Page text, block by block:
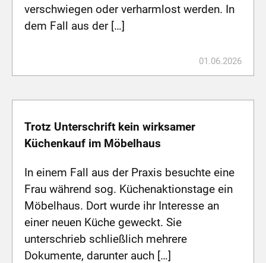
verschwiegen oder verharmlost werden. In
dem Fall aus der […]
01.06.2026
Trotz Unterschrift kein wirksamer
Küchenkauf im Möbelhaus
In einem Fall aus der Praxis besuchte eine
Frau während sog. Küchenaktionstage ein
Möbelhaus. Dort wurde ihr Interesse an
einer neuen Küche geweckt. Sie
unterschrieb schließlich mehrere
Dokumente, darunter auch […]